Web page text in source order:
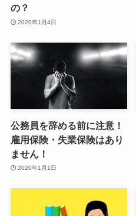
の？
2020年1月4日
公務員を辞める前に注意！
雇用保険・失業保険はあり
ません！
2020年1月1日